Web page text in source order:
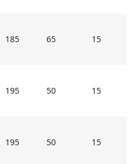
185 65 15
195 50 15
195 50 15